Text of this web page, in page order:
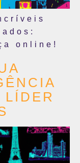
online!